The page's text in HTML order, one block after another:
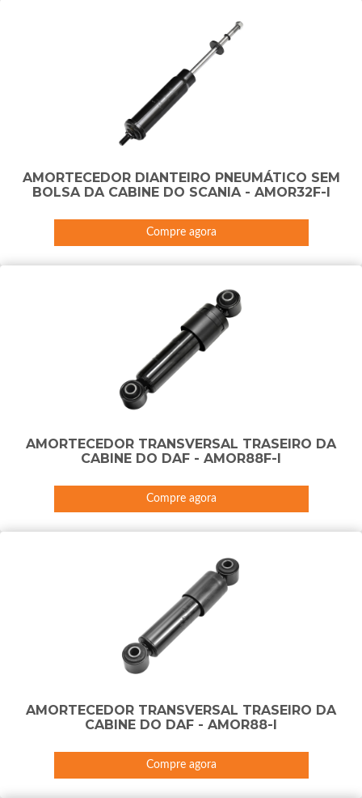
AMORTECEDOR DIANTEIRO PNEUMÁTICO SEM
BOLSA DA CABINE DO SCANIA - AMOR32F-I
Compre agora
AMORTECEDOR TRANSVERSAL TRASEIRO DA
CABINE DO DAF - AMOR88F-I
Compre agora
AMORTECEDOR TRANSVERSAL TRASEIRO DA
CABINE DO DAF - AMOR88-I
Compre agora